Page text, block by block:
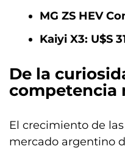
MG ZS HEV
Kaiyi X3: U$S
De la
competencia
El crecimiento de
mercado argentino